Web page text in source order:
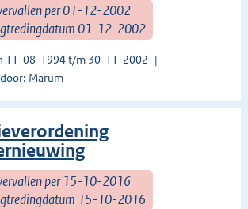
per 01-12-2002
01-12-2002
11-08-1994 t/m 30-11-2002
Marum
per 15-10-2016
15-10-2016